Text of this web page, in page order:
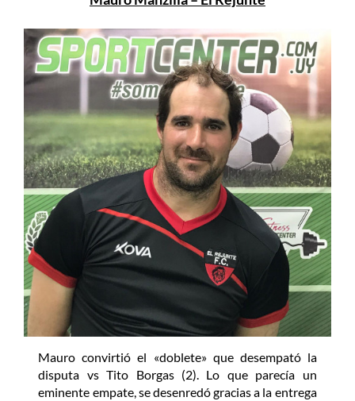
Mauro convirtió el «doblete» que desempató la
disputa vs Tito Borgas (2). Lo que parecía un
eminente empate, se desenredó gracias a la entrega